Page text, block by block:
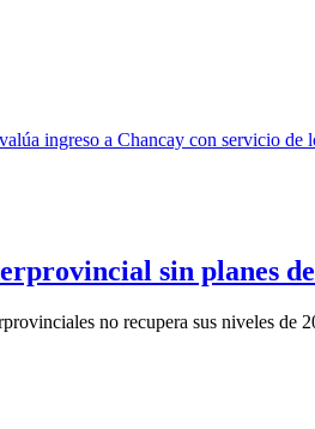
sin planes
no recupera sus niveles de